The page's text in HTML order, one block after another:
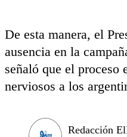
De esta manera, el
ausencia en la
señaló que el proceso
nerviosos a los
Redacción